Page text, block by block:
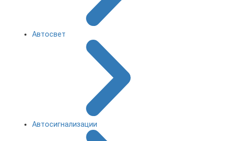
Автосвет
Автосигнализации